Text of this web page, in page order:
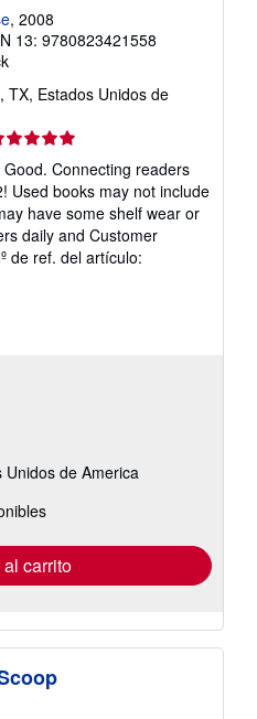
, 2008
13: 9780823421558
TX, Estados Unidos de
Connecting readers
Used books may not include
have some shelf wear or
daily and Customer
de ref. del artículo:
de America
carrito